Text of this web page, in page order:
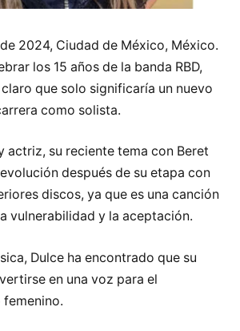
2024, Ciudad de México, México.
los 15 años de la banda RBD,
que solo significaría un nuevo
como solista.
actriz, su reciente tema con Beret
evolución después de su etapa con
discos, ya que es una canción
vulnerabilidad y la aceptación.
Dulce ha encontrado que su
en una voz para el